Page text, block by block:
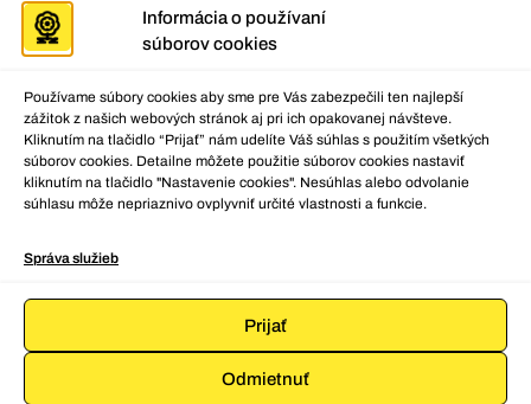
Informácia o používaní
súborov cookies
Používame súbory cookies aby sme pre Vás zabezpečili ten najlepší
zážitok z našich webových stránok aj pri ich opakovanej návšteve.
Kliknutím na tlačidlo “Prijať” nám udelíte Váš súhlas s použitím všetkých
súborov cookies. Detailne môžete použitie súborov cookies nastaviť
kliknutím na tlačidlo "Nastavenie cookies". Nesúhlas alebo odvolanie
súhlasu môže nepriaznivo ovplyvniť určité vlastnosti a funkcie.
Správa služieb
Prijať
Odmietnuť
Potvrdzujem, že som si prečítal/a podmienky
spracovania osobných údajov v dokumenteSpracúvanie
osobných údajova súhlasím s nimi.
Kliknutím na 'Súhlasím' povolíte Google recaptcha
Zásady používania súborov cookie